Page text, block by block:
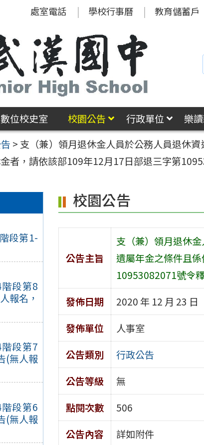
處室電話 學校行事曆 教育儲蓄戶
數位校史室 校園公告 行政單位 樂
> 支（兼）領月退休金人員於公務人員退休
者，請依該部109年12月17日部退三字第
段第1-
段第8
報名，
段第7
(無人報
段第6
(無人報
校園公告
公告主旨
支（兼）領月退休
遺屬年金之條件且
10953082071號令
發佈日期
2020 年 12 月 23 日
發佈單位
人事室
公告類別
行政公告
公告等級
無
點閱次數
506
公告內容
詳如附件